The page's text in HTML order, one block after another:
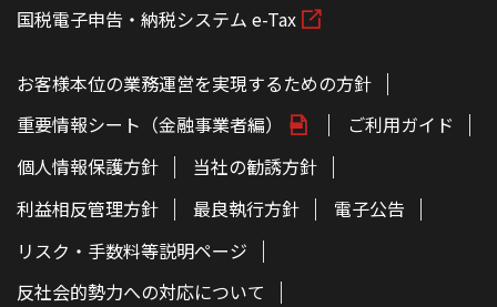
国税電子申告・納税システム e-Tax
お客様本位の業務運営を実現するための方針
重要情報シート（金融事業者編）
ご利用ガイド
個人情報保護方針
当社の勧誘方針
利益相反管理方針
最良執行方針
電子公告
リスク・手数料等説明ページ
反社会的勢力への対応について